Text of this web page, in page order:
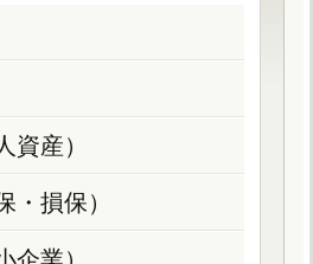
資産）
・損保）